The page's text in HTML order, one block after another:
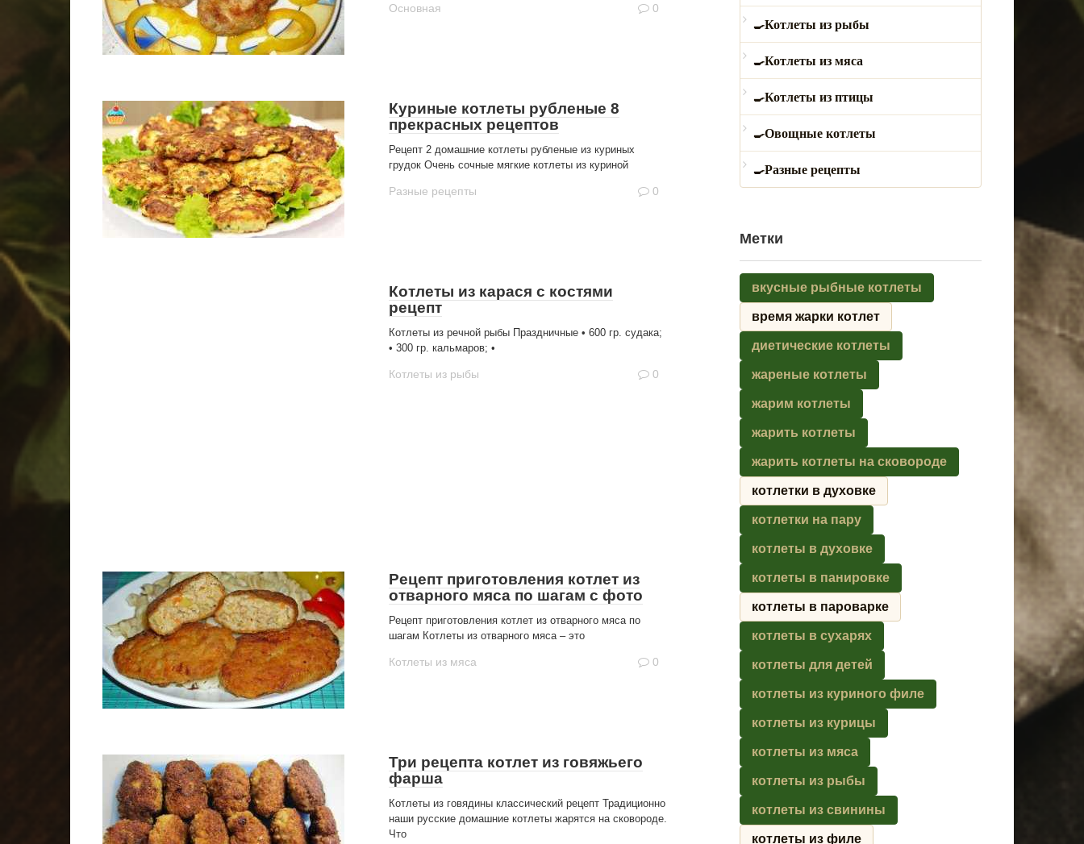
Основная 0
Куриные котлеты рубленые 8
прекрасных рецептов
Рецепт 2 домашние котлеты рубленые из куриных
грудок Очень сочные мягкие котлеты из куриной
Разные рецепты 0
Котлеты из карася с костями
рецепт
Котлеты из речной рыбы Праздничные • 600 гр. судака;
• 300 гр. кальмаров; •
Котлеты из рыбы 0
Рецепт приготовления котлет из
отварного мяса по шагам с фото
Рецепт приготовления котлет из отварного мяса по
шагам Котлеты из отварного мяса – это
Котлеты из мяса 0
Три рецепта котлет из говяжьего
фарша
Котлеты из говядины классический рецепт Традиционно
наши русские домашние котлеты жарятся на сковороде.
Что
Котлеты из рыбы
Котлеты из мяса
Котлеты из птицы
Овощные котлеты
Разные рецепты
Метки
вкусные рыбные котлеты
время жарки котлет
диетические котлеты
жареные котлеты
жарим котлеты
жарить котлеты
жарить котлеты на сковороде
котлетки в духовке
котлетки на пару
котлеты в духовке
котлеты в панировке
котлеты в пароварке
котлеты в сухарях
котлеты для детей
котлеты из куриного филе
котлеты из курицы
котлеты из мяса
котлеты из рыбы
котлеты из свинины
котлеты из филе